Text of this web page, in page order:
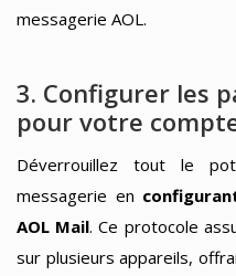
messagerie AOL.
3. Configurer les
pour votre
Déverrouillez tout le
messagerie en
AOL Mail. Ce protocole
sur plusieurs appareils,